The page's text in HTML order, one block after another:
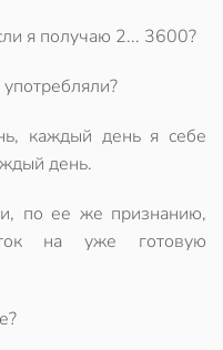
я получаю 2... 3600?
каждый день я себе
день.
по ее же признанию,
на уже готовую